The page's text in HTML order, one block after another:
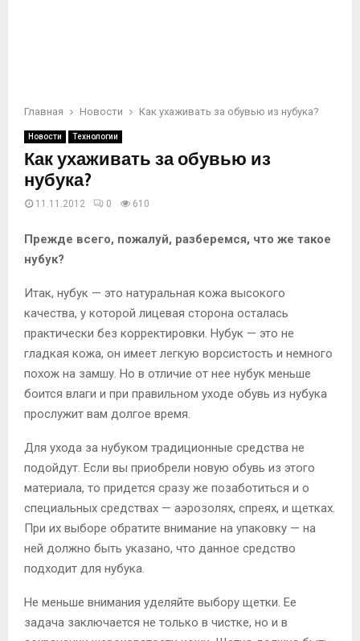
Главная Новости Как ухаживать за обувью из нубука?
Новости Технологии
Как ухаживать за обувью из
нубука?
11.11.2012 0 610
Прежде всего, пожалуй, разберемся, что же такое
нубук?
Итак, нубук — это натуральная кожа высокого
качества, у которой лицевая сторона осталась
практически без корректировки. Нубук — это не
гладкая кожа, он имеет легкую ворсистость и немного
похож на замшу. Но в отличие от нее нубук меньше
боится влаги и при правильном уходе обувь из нубука
прослужит вам долгое время.
Для ухода за нубуком традиционные средства не
подойдут. Если вы приобрели новую обувь из этого
материала, то придется сразу же позаботиться и о
специальных средствах — аэрозолях, спреях, и щетках.
При их выборе обратите внимание на упаковку — на
ней должно быть указано, что данное средство
подходит для нубука.
Не меньше внимания уделяйте выбору щетки. Ее
задача заключается не только в чистке, но и в